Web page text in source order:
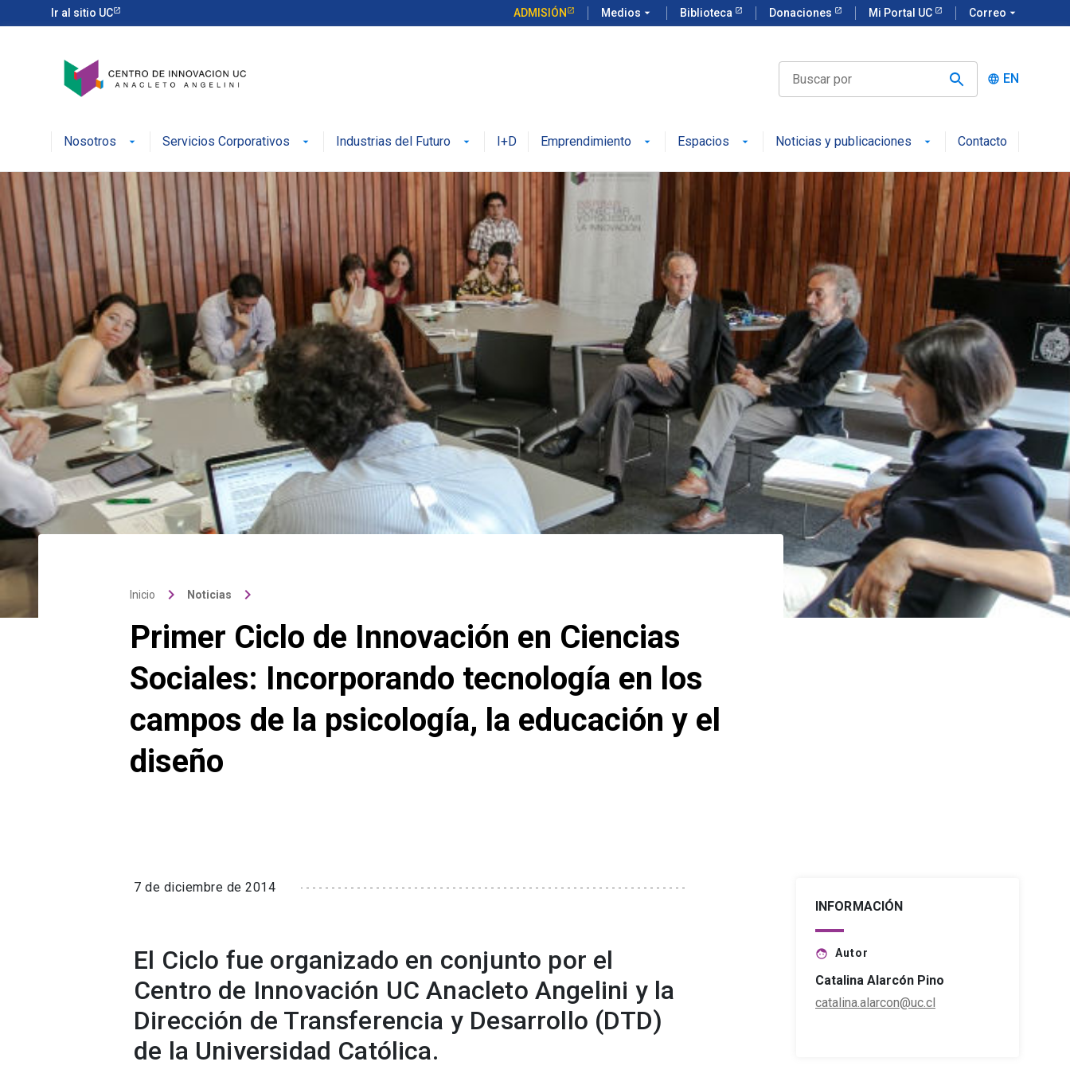
Ir al sitio UC ADMISIÓN Medios arrow_drop_down Biblioteca Donaciones Mi Portal UC Correo arrow_drop_down
language EN
Nosotros Servicios Corporativos Industrias del Futuro I+D Emprendimiento Espacios Noticias y publicaciones Contacto
Inicio keyboard_arrow_right Noticias keyboard_arrow_right
Primer Ciclo de Innovación en Ciencias
Sociales: Incorporando tecnología en los
campos de la psicología, la educación y el
diseño
7 de diciembre de 2014
El Ciclo fue organizado en conjunto por el
Centro de Innovación UC Anacleto Angelini y la
Dirección de Transferencia y Desarrollo (DTD)
de la Universidad Católica.
INFORMACIÓN
face Autor
Catalina Alarcón Pino
catalina.alarcon@uc.cl